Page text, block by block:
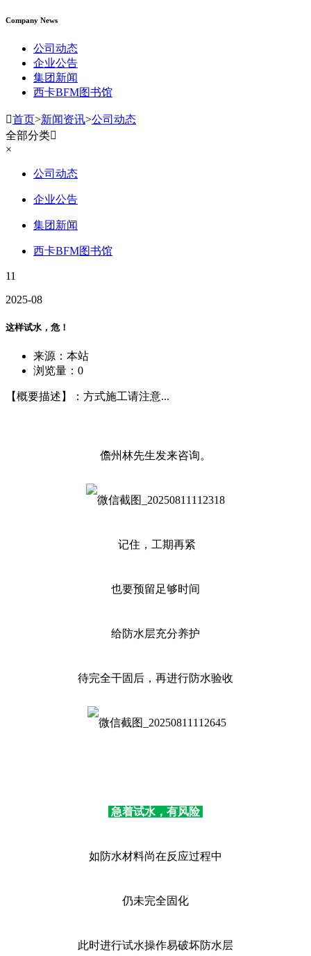
Company News
公司动态
企业公告
集团新闻
西卡BFM图书馆
首页>新闻资讯>公司动态
全部分类
×
公司动态
企业公告
集团新闻
西卡BFM图书馆
11
2025-08
这样试水，危！
来源：本站
浏览量： 0
【概要描述】：方式施工请注意...
儋州林先生发来咨询。
记住，工期再紧
也要预留足够时间
给防水层充分养护
待完全干固后，再进行防水验收
急着试水，有风险
如防水材料尚在反应过程中
仍未完全固化
此时进行试水操作易破坏防水层